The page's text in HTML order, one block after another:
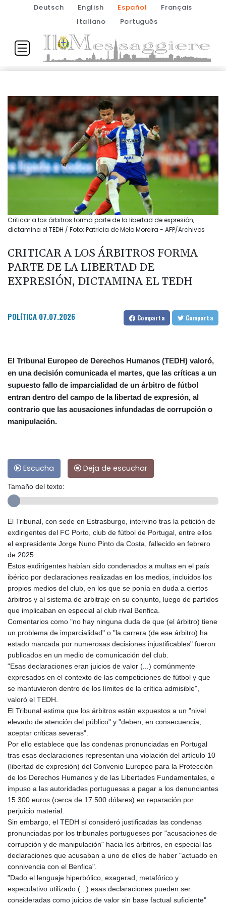
Deutsch English Español
Français
Italiano
Português
Criticar a los árbitros forma parte de la libertad de expresión,
dictamina el TEDH / Foto: Patricia de Melo Moreira - AFP/Archivos
CRITICAR A LOS ÁRBITROS FORMA
PARTE DE LA LIBERTAD DE
EXPRESIÓN, DICTAMINA EL TEDH
POLíTICA 07.07.2026 Comparta Comparta
El Tribunal Europeo de Derechos Humanos (TEDH) valoró,
en una decisión comunicada el martes, que las críticas a un
supuesto fallo de imparcialidad de un árbitro de fútbol
entran dentro del campo de la libertad de expresión, al
contrario que las acusaciones infundadas de corrupción o
manipulación.
Escucha Deja de escuchar
Tamaño del texto:
El Tribunal, con sede en Estrasburgo, intervino tras la petición de
exdirigentes del FC Porto, club de fútbol de Portugal, entre ellos
el expresidente Jorge Nuno Pinto da Costa, fallecido en febrero
de 2025.
Estos exdirigentes habían sido condenados a multas en el país
ibérico por declaraciones realizadas en los medios, incluidos los
propios medios del club, en los que se ponía en duda a ciertos
árbitros y al sistema de arbitraje en su conjunto, luego de partidos
que implicaban en especial al club rival Benfica.
Comentarios como "no hay ninguna duda de que (el árbitro) tiene
un problema de imparcialidad" o "la carrera (de ese árbitro) ha
estado marcada por numerosas decisiones injustificables" fueron
publicados en un medio de comunicación del club.
"Esas declaraciones eran juicios de valor (...) comúnmente
expresados en el contexto de las competiciones de fútbol y que
se mantuvieron dentro de los límites de la crítica admisible",
valoró el TEDH.
El Tribunal estima que los árbitros están expuestos a un "nivel
elevado de atención del público" y "deben, en consecuencia,
aceptar críticas severas".
Por ello establece que las condenas pronunciadas en Portugal
tras esas declaraciones representan una violación del artículo 10
(libertad de expresión) del Convenio Europeo para la Protección
de los Derechos Humanos y de las Libertades Fundamentales, e
impuso a las autoridades portuguesas a pagar a los denunciantes
15.300 euros (cerca de 17.500 dólares) en reparación por
perjuicio material.
Sin embargo, el TEDH sí consideró justificadas las condenas
pronunciadas por los tribunales portugueses por "acusaciones de
corrupción y de manipulación" hacia los árbitros, en especial las
declaraciones que acusaban a uno de ellos de haber "actuado en
connivencia con el Benfica".
"Dado el lenguaje hiperbólico, exagerad, metafórico y
especulativo utilizado (...) esas declaraciones pueden ser
consideradas como juicios de valor sin base factual suficiente"